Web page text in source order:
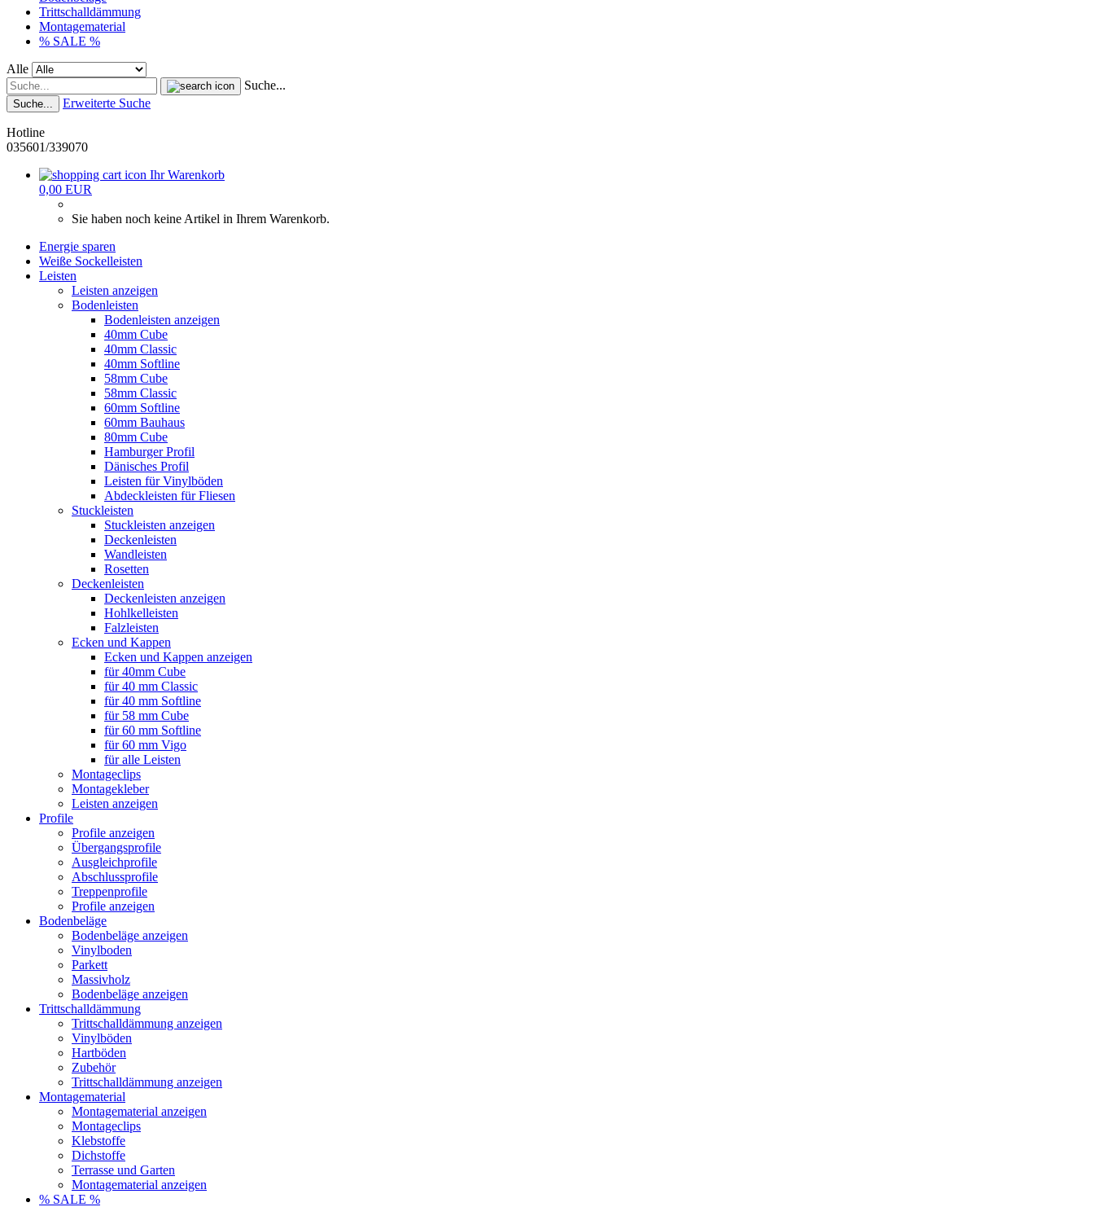
Trittschalldämmung
Montagematerial
% SALE %
Alle
Suche...
Suche... Erweiterte Suche
Hotline
035601/339070
Ihr Warenkorb
0,00 EUR
Sie haben noch keine Artikel in Ihrem Warenkorb.
Energie sparen
Weiße Sockelleisten
Leisten
Leisten anzeigen
Bodenleisten
Bodenleisten anzeigen
40mm Cube
40mm Classic
40mm Softline
58mm Cube
58mm Classic
60mm Softline
60mm Bauhaus
80mm Cube
Hamburger Profil
Dänisches Profil
Leisten für Vinylböden
Abdeckleisten für Fliesen
Stuckleisten
Stuckleisten anzeigen
Deckenleisten
Wandleisten
Rosetten
Deckenleisten
Deckenleisten anzeigen
Hohlkelleisten
Falzleisten
Ecken und Kappen
Ecken und Kappen anzeigen
für 40mm Cube
für 40 mm Classic
für 40 mm Softline
für 58 mm Cube
für 60 mm Softline
für 60 mm Vigo
für alle Leisten
Montageclips
Montagekleber
Leisten anzeigen
Profile
Profile anzeigen
Übergangsprofile
Ausgleichprofile
Abschlussprofile
Treppenprofile
Profile anzeigen
Bodenbeläge
Bodenbeläge anzeigen
Vinylboden
Parkett
Massivholz
Bodenbeläge anzeigen
Trittschalldämmung
Trittschalldämmung anzeigen
Vinylböden
Hartböden
Zubehör
Trittschalldämmung anzeigen
Montagematerial
Montagematerial anzeigen
Montageclips
Klebstoffe
Dichstoffe
Terrasse und Garten
Montagematerial anzeigen
% SALE %